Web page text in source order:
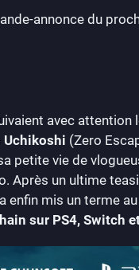
annonce du
avec attention
Uchikoshi (Zero
petite vie de
Après un ultime
a enfin mis un terme
sur PS4, Switch